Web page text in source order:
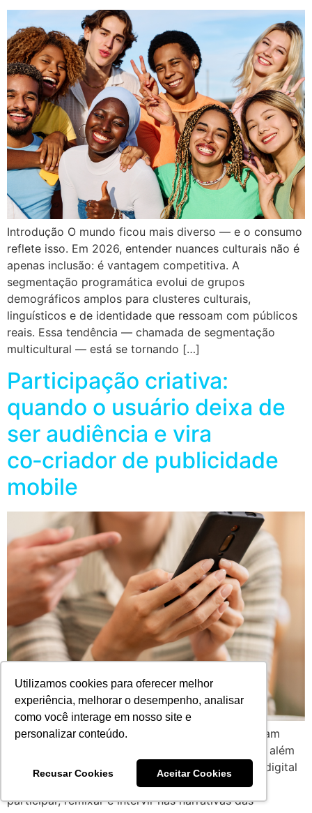
Utilizamos cookies para oferecer melhor
experiência, melhorar o desempenho, analisar
como você interage em nosso site e
personalizar conteúdo.
Recusar Cookies Aceitar Cookies
Introdução O mundo ficou mais diverso — e o consumo
reflete isso. Em 2026, entender nuances culturais não é
apenas inclusão: é vantagem competitiva. A
segmentação programática evolui de grupos
demográficos amplos para clusteres culturais,
linguísticos e de identidade que ressoam com públicos
reais. Essa tendência — chamada de segmentação
multicultural — está se tornando […]
Participação criativa:
quando o usuário deixa de
ser audiência e vira
co‑criador de publicidade
mobile
Introdução A forma como as marcas se comunicam
com o público está mudando — e a mudança vai além
de formatos e plataformas. Em 2026, a geração digital
não quer apenas assistir à publicidade: ela quer
participar, remixar e intervir nas narrativas das